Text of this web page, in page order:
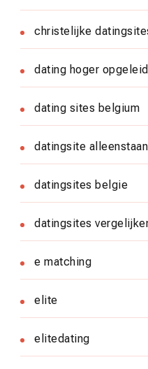
christelijke
dating hoger
dating sites belgium
datingsite
datingsites belgie
datingsites
e matching
elite
elitedating